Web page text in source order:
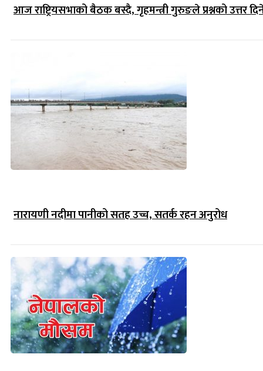
आज राष्ट्रियसभाको बैठक बस्दै, गृहमन्त्री गुरुङले प्रश्नको उत्तर
नारायणी नदीमा पानीको सतह उच्च, सतर्क रहन अनुरोध